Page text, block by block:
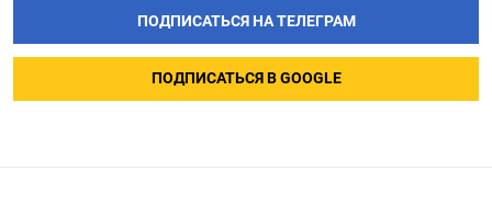
ПОДПИСАТЬСЯ НА ТЕЛЕГРАМ
ПОДПИСАТЬСЯ В GOOGLE